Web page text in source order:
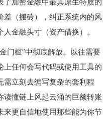
差（搬砖），纠正系统内的风
金融头寸（资产借换）。
门槛”中彻底解放。以往需要
上任何会写代码或使用工具的
需立刻去编写复杂的套利程
读懂链上风起云涌的巨额转账
来更自信地使用那些能为你节